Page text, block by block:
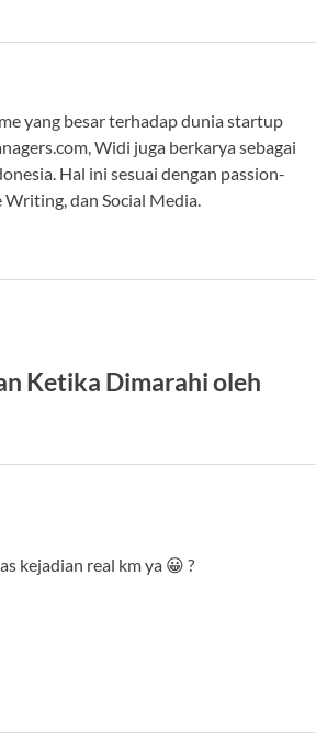
yang besar terhadap dunia startup
Widi juga berkarya sebagai
Hal ini sesuai dengan passion-
dan Social Media.
Ketika Dimarahi oleh
kejadian real km ya 😀 ?